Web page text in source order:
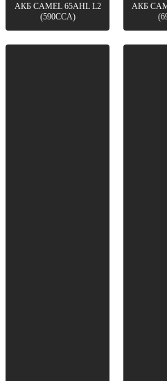
АКБ CAMEL 65AHL L2
(590CCA)
АКБ